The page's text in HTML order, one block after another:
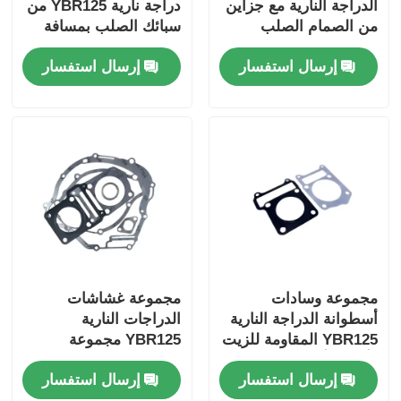
نظام فرامل الدراجات النارية
إكسسوارات دراجات نارية أخرى
ضوء الدراجة النارية
دراجة نارية امتصاص الصدمات
سلاسل وتروس الدراجات النارية
الدراجة النارية مع جزأين
من الصمام الصلب
إرسال استفسار
دراجة نارية YBR125 من
سبائك الصلب بمسافة
مركزية 89 مم
إرسال استفسار
مجموعة وسادات
أسطوانة الدراجة النارية
YBR125 المقاومة للزيت
وأعلى وأسفل مجموعة
حشية ختم أسطوانة
إرسال استفسار
مجموعة غشاشات
الدراجات النارية
YBR125 مجموعة
غشاشات المحرك
الكاملة مقاومة
إرسال استفسار